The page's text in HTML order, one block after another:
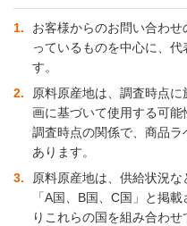
1
お客様からのお問い合わ
っているものを中心に、
す。
2
原料原産地は、調査時点
画に基づいて使用する可能
調査時点の関係で、商品
あります。
3
原料原産地は、供給状況な
「A国、B国、C国」と掲
りこれらの国を組み合わ